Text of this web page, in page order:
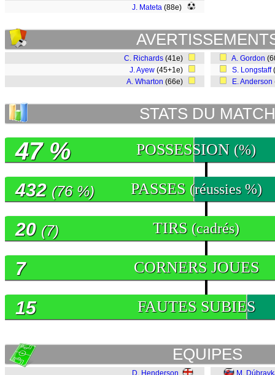
J. Mateta (88e)
C. Richards (41e)
J. Ayew (45+1e)
A. Wharton (66e)
A. Gordon
S. Longstaff
E. Anderson
STATS DU MATCH
POSSESSION (%)
47 %
PASSES (réussies %)
432 (76 %)
TIRS (cadrés)
20 (7)
CORNERS JOUES
7
FAUTES SUBIES
15
EQUIPES
D. Henderson
M.